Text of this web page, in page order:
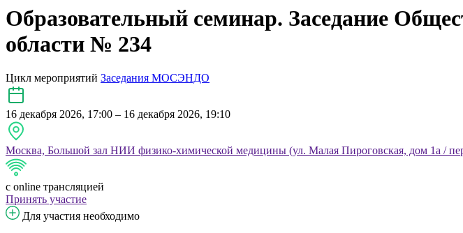
Образовательный семинар. Заседание
области № 234
Цикл мероприятий Заседания МОСЭНДО
16 декабря 2026, 17:00 – 16 декабря 2026, 19:10
Москва, Большой зал НИИ физико-химической медицины (ул. Малая Пироговская, дом 1а /
с online трансляцией
Принять участие
Для участия необходимо